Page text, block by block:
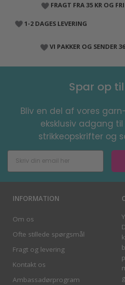
FRAGT FRA 35 KR OG
1-2 DAGES LEVERING
VI PAKKER OG SENDER
Spar op
Bliv en del af vores
eksklusiv adgang
strikkeopskrifter og
INFORMATION
Om os
Ofte stillede spørgsmål
Fragt og levering
Kontakt os
Ambassadørprogram